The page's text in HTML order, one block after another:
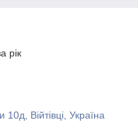
рік
10д, Війтівці, Україна